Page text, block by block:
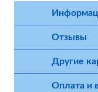
Отзывы
Другие
Оплата и